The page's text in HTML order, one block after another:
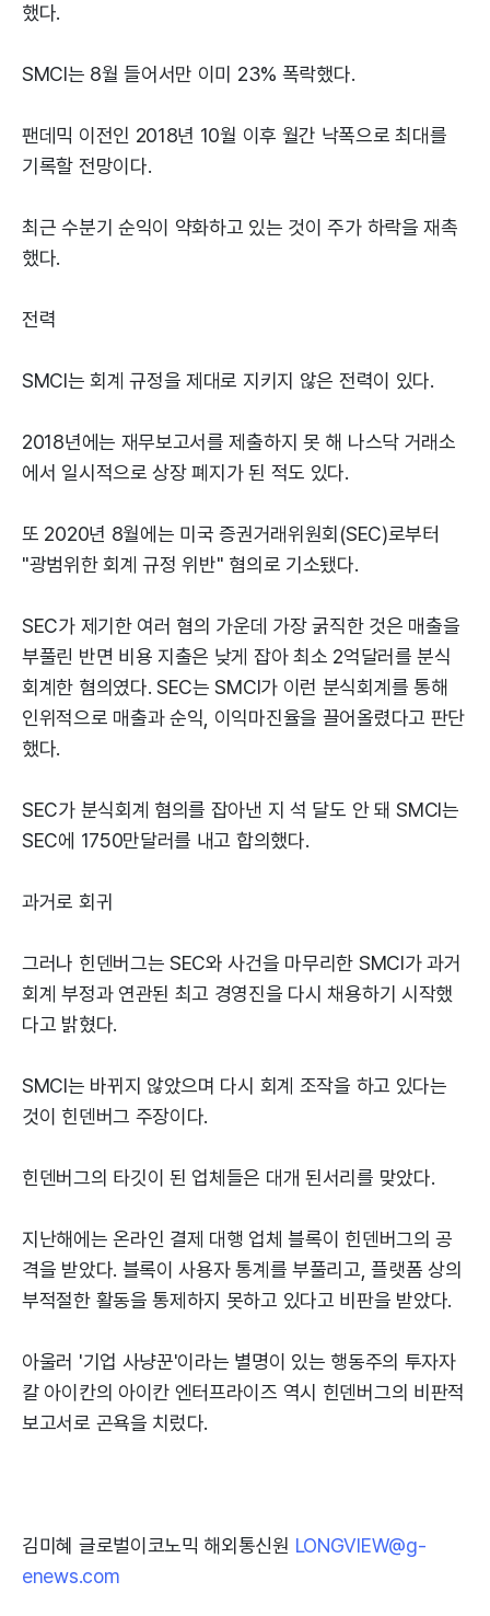
했다.
SMCI는 8월 들어서만 이미 23% 폭락했다.
팬데믹 이전인 2018년 10월 이후 월간 낙폭으로 최대를
기록할 전망이다.
최근 수분기 순익이 약화하고 있는 것이 주가 하락을 재촉
했다.
전력
SMCI는 회계 규정을 제대로 지키지 않은 전력이 있다.
2018년에는 재무보고서를 제출하지 못 해 나스닥 거래소
에서 일시적으로 상장 폐지가 된 적도 있다.
또 2020년 8월에는 미국 증권거래위원회(SEC)로부터
"광범위한 회계 규정 위반" 혐의로 기소됐다.
SEC가 제기한 여러 혐의 가운데 가장 굵직한 것은 매출을
부풀린 반면 비용 지출은 낮게 잡아 최소 2억달러를 분식
회계한 혐의였다. SEC는 SMCI가 이런 분식회계를 통해
인위적으로 매출과 순익, 이익마진율을 끌어올렸다고 판단
했다.
SEC가 분식회계 혐의를 잡아낸 지 석 달도 안 돼 SMCI는
SEC에 1750만달러를 내고 합의했다.
과거로 회귀
그러나 힌덴버그는 SEC와 사건을 마무리한 SMCI가 과거
회계 부정과 연관된 최고 경영진을 다시 채용하기 시작했
다고 밝혔다.
SMCI는 바뀌지 않았으며 다시 회계 조작을 하고 있다는
것이 힌덴버그 주장이다.
힌덴버그의 타깃이 된 업체들은 대개 된서리를 맞았다.
지난해에는 온라인 결제 대행 업체 블록이 힌덴버그의 공
격을 받았다. 블록이 사용자 통계를 부풀리고, 플랫폼 상의
부적절한 활동을 통제하지 못하고 있다고 비판을 받았다.
아울러 '기업 사냥꾼'이라는 별명이 있는 행동주의 투자자
칼 아이칸의 아이칸 엔터프라이즈 역시 힌덴버그의 비판적
보고서로 곤욕을 치렀다.
김미혜 글로벌이코노믹 해외통신원 LONGVIEW@g-
enews.com